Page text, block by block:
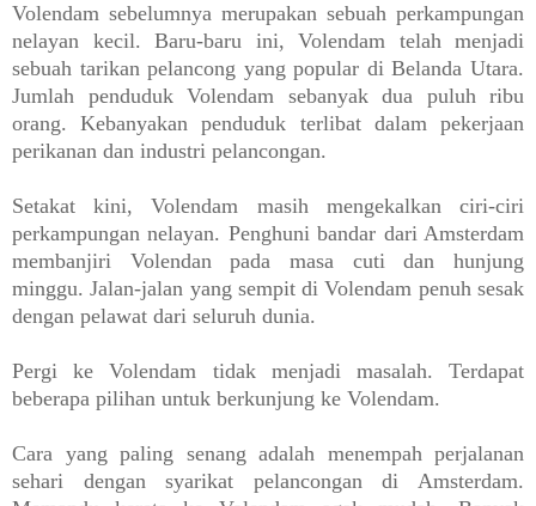
Volendam sebelumnya merupakan sebuah perkampungan
nelayan kecil. Baru-baru ini, Volendam telah menjadi
sebuah tarikan pelancong yang popular di Belanda Utara.
Jumlah penduduk Volendam sebanyak dua puluh ribu
orang. Kebanyakan penduduk terlibat dalam pekerjaan
perikanan dan industri pelancongan.
Setakat kini, Volendam masih mengekalkan ciri-ciri
perkampungan nelayan. Penghuni bandar dari Amsterdam
membanjiri Volendan pada masa cuti dan hunjung
minggu. Jalan-jalan yang sempit di Volendam penuh sesak
dengan pelawat dari seluruh dunia.
Pergi ke Volendam tidak menjadi masalah. Terdapat
beberapa pilihan untuk berkunjung ke Volendam.
Cara yang paling senang adalah menempah perjalanan
sehari dengan syarikat pelancongan di Amsterdam.